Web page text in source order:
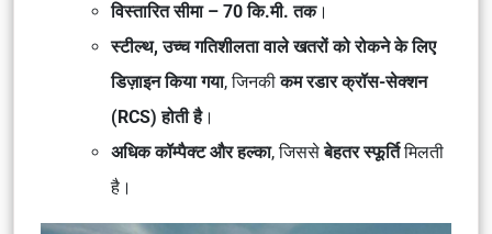
विस्तारित सीमा – 70 कि.मी. तक।
स्टील्थ, उच्च गतिशीलता वाले खतरों को रोकने के लिए
डिज़ाइन किया गया, जिनकीकम रडार क्रॉस-सेक्शन
(RCS) होती है।
अधिक कॉम्पैक्ट और हल्का, जिससेबेहतर स्फूर्तिमिलती
है।